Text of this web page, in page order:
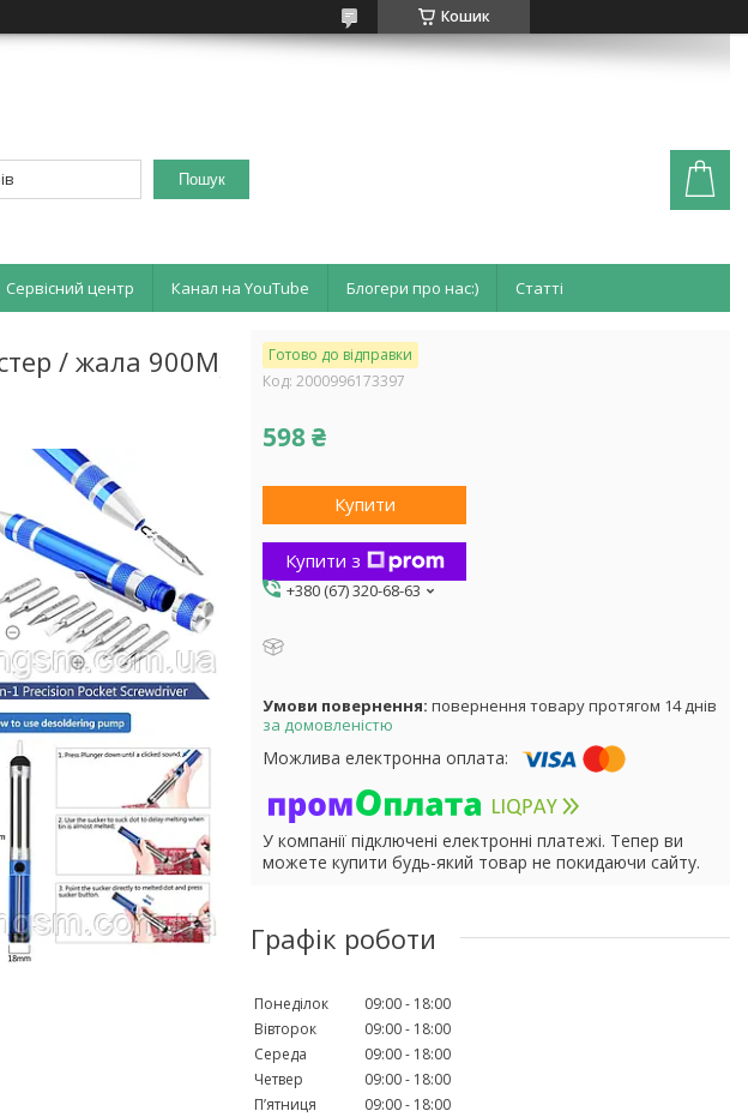
Кошик
Пошук
Сервісний центр Канал на YouTube Блогери про нас:) Статті
/ жала 900M
Готово до відправки
Код: 2000996173397
598 ₴
Купити
Купити з
+380 (67) 320-68-63
повернення товару протягом 14 днів
за домовленістю
У компанії підключені електронні платежі. Тепер ви
можете купити будь-який товар не покидаючи сайту.
Графік роботи
Понеділок 09:00
18:00
Вівторок
09:00
18:00
Середа
09:00
18:00
Четвер
09:00
18:00
Пʼятниця
09:00
18:00